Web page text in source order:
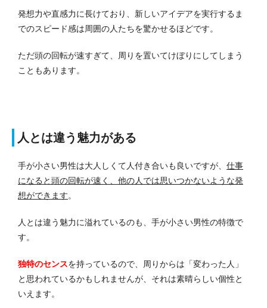
発想力や直感力に長けており、新しいアイデアを実行するま
でのスピード感は周囲の人たちを驚かせるほどです。
ただ頭の回転が速すぎて、周りを置いてけぼりにしてしまう
こともあります。
人とは違う魅力がある
手が小さい男性は大人しくて人付き合いも良いですが、 仕事
になると頭の回転が速く、他の人では思いつかないような発
想ができます。
人とは違う魅力に溢れているのも、手が小さい男性の特徴で
す。
独特のセンスを持っているので、周りからは「変わった人」
と思われているかもしれませんが、それは素晴らしい個性と
いえます。